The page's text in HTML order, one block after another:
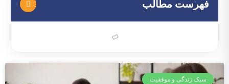
فهرست مطالب
سبک زندگی و موفقیت